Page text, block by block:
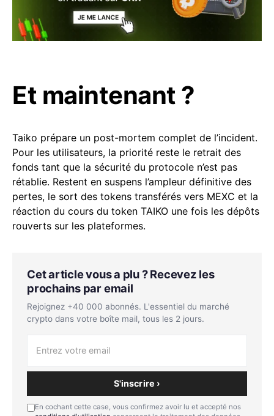
Et maintenant ?
Taiko prépare un post-mortem complet de l’incident.
Pour les utilisateurs, la priorité reste le retrait des
fonds tant que la sécurité du protocole n’est pas
rétablie. Restent en suspens l’ampleur définitive des
pertes, le sort des tokens transférés vers MEXC et la
réaction du cours du token TAIKO une fois les dépôts
rouverts sur les plateformes.
Cet article vous a plu ? Recevez les
prochains par email
Rejoignez +40 000 abonnés. L'essentiel du marché
crypto dans votre boîte mail, tous les 2 jours.
S'inscrire ›
En cochant cette case, vous confirmez avoir lu et accepté nos